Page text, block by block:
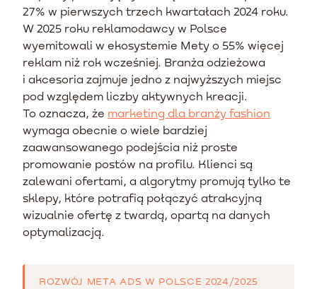
27% w pierwszych trzech kwartałach 2024 roku.
W 2025 roku reklamodawcy w Polsce
wyemitowali w ekosystemie Mety o 55% więcej
reklam niż rok wcześniej. Branża odzieżowa
i akcesoria zajmuje jedno z najwyższych miejsc
pod względem liczby aktywnych kreacji.
To oznacza, że marketing dla branży fashion
wymaga obecnie o wiele bardziej
zaawansowanego podejścia niż proste
promowanie postów na profilu. Klienci są
zalewani ofertami, a algorytmy promują tylko te
sklepy, które potrafią połączyć atrakcyjną
wizualnie ofertę z twardą, opartą na danych
optymalizacją.
ROZWÓJ META ADS W POLSCE 2024/2025